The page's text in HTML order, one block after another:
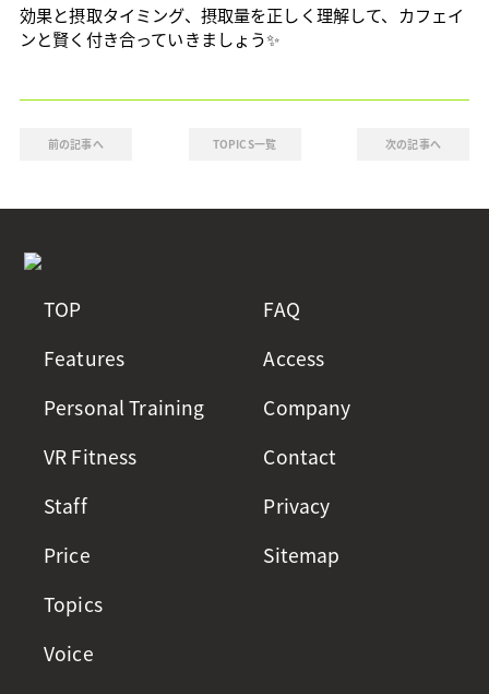
効果と摂取タイミング、摂取量を正しく理解して、カフェイ
ンと賢く付き合っていきましょう✨
前の記事へ TOPICS一覧 次の記事へ
TOP
Features
Personal Training
VR Fitness
Staff
Price
Topics
Voice
FAQ
Access
Company
Contact
Privacy
Sitemap